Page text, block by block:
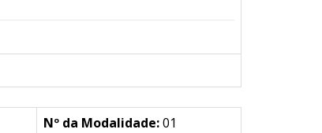
Nº da Modalidade:01